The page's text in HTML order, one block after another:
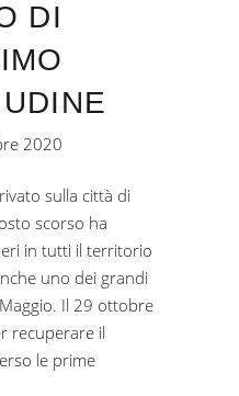
DI
2020
sulla città di
scorso ha
in tutti il territorio
uno dei grandi
Il 29 ottobre
recuperare il
le prime